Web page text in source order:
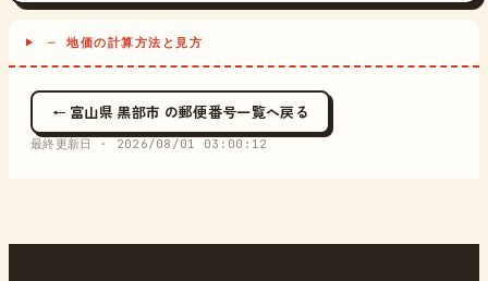
─ 地価の計算方法と見方
← 富山県 黒部市 の郵便番号一覧へ戻る
最終更新日 · 2026/08/01 03:00:12